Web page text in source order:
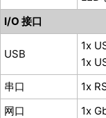
I/O 接口
USB
1x
1x
串口
1x
网口
1x